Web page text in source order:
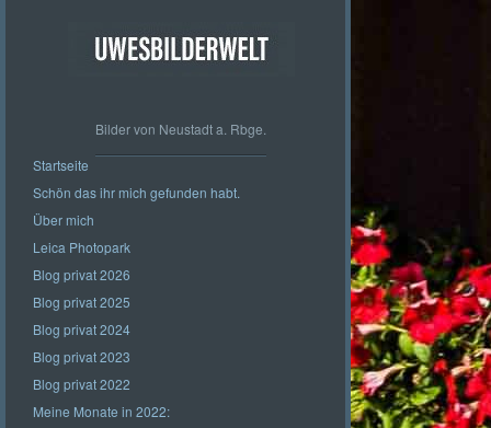
Bilder von Neustadt a. Rbge.
Startseite
Schön das ihr mich gefunden habt.
Über mich
Leica Photopark
Blog privat 2026
Blog privat 2025
Blog privat 2024
Blog privat 2023
Blog privat 2022
Meine Monate in 2022: